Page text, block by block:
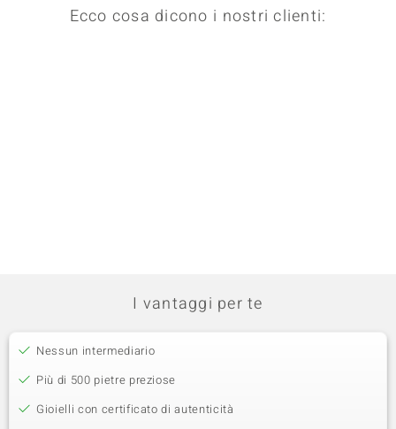
Ecco cosa dicono i nostri clienti:
I vantaggi per te
Nessun intermediario
Più di 500 pietre preziose
Gioielli con certificato di autenticità